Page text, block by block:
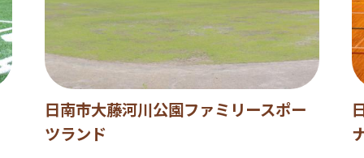
日南市大藤河川公園ファミリースポー
ツランド